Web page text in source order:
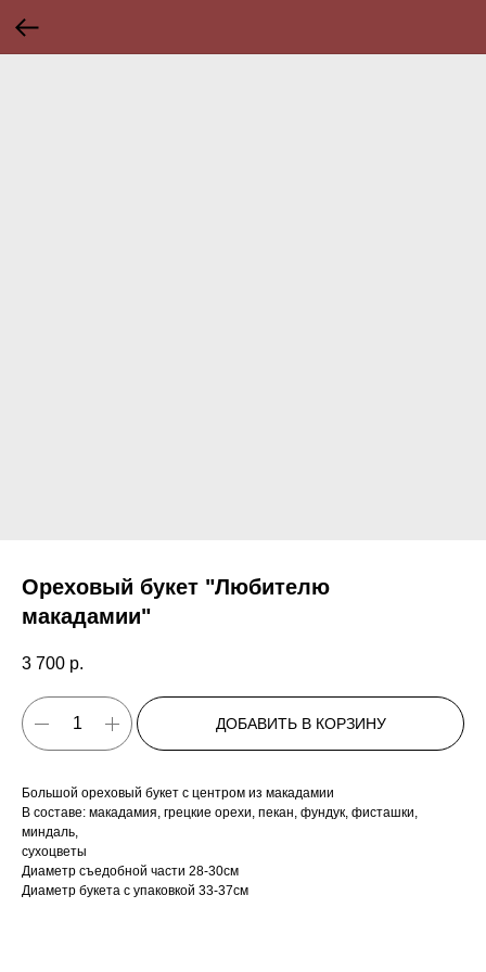
Ореховый букет "Любителю
макадамии"
3 700 р.
ДОБАВИТЬ В КОРЗИНУ
Большой ореховый букет с центром из макадамии
В составе: макадамия, грецкие орехи, пекан, фундук, фисташки,
миндаль,
сухоцветы
Диаметр съедобной части 28-30см
Диаметр букета с упаковкой 33-37см